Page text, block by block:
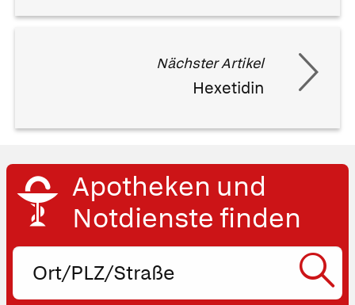
Nächster Artikel
Hexetidin
Apotheken und
Notdienste finden
Ort,
oder